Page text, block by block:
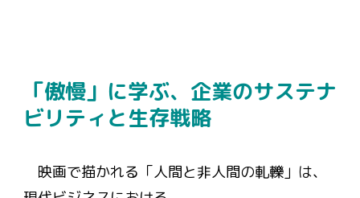
「傲慢」に学ぶ、企業のサステナ
ビリティと生存戦略
映画で描かれる「人間と非人間の軋轢」は、